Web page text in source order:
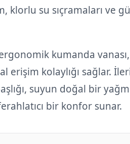
klorlu su sıçramaları ve
kumanda vanası,
erişim kolaylığı sağlar.
suyun doğal bir
bir konfor sunar.